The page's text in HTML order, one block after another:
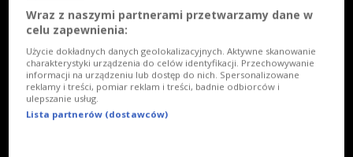
Wraz z naszymi partnerami przetwarzamy dane w
celu zapewnienia:
Użycie dokładnych danych geolokalizacyjnych. Aktywne skanowanie
charakterystyki urządzenia do celów identyfikacji. Przechowywanie
informacji na urządzeniu lub dostęp do nich. Spersonalizowane
reklamy i treści, pomiar reklam i treści, badnie odbiorców i
ulepszanie usług.
Lista partnerów (dostawców)